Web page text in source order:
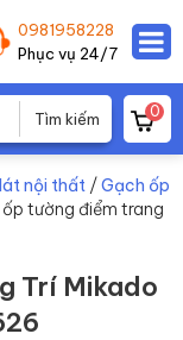
0981958228
Phục vụ 24/7
0
nội thất /Gạch ốp
tường điểm trang
Trí Mikado